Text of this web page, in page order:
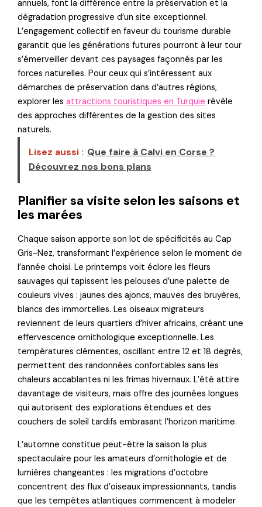
annuels, font la différence entre la préservation et la
dégradation progressive d’un site exceptionnel.
L’engagement collectif en faveur du tourisme durable
garantit que les générations futures pourront à leur tour
s’émerveiller devant ces paysages façonnés par les
forces naturelles. Pour ceux qui s’intéressent aux
démarches de préservation dans d’autres régions,
explorer lesattractions touristiques en Turquie révèle
des approches différentes de la gestion des sites
naturels.
Lisez aussi : Que faire à Calvi en Corse ?
Découvrez nos bons plans
Planifier sa visite selon les saisons et
les marées
Chaque saison apporte son lot de spécificités au Cap
Gris-Nez, transformant l’expérience selon le moment de
l’année choisi. Le printemps voit éclore les fleurs
sauvages qui tapissent les pelouses d’une palette de
couleurs vives : jaunes des ajoncs, mauves des bruyères,
blancs des immortelles. Les oiseaux migrateurs
reviennent de leurs quartiers d’hiver africains, créant une
effervescence ornithologique exceptionnelle. Les
températures clémentes, oscillant entre 12 et 18 degrés,
permettent des randonnées confortables sans les
chaleurs accablantes ni les frimas hivernaux. L’été attire
davantage de visiteurs, mais offre des journées longues
qui autorisent des explorations étendues et des
couchers de soleil tardifs embrasant l’horizon maritime.
L’automne constitue peut-être la saison la plus
spectaculaire pour les amateurs d’ornithologie et de
lumières changeantes : les migrations d’octobre
concentrent des flux d’oiseaux impressionnants, tandis
que les tempêtes atlantiques commencent à modeler